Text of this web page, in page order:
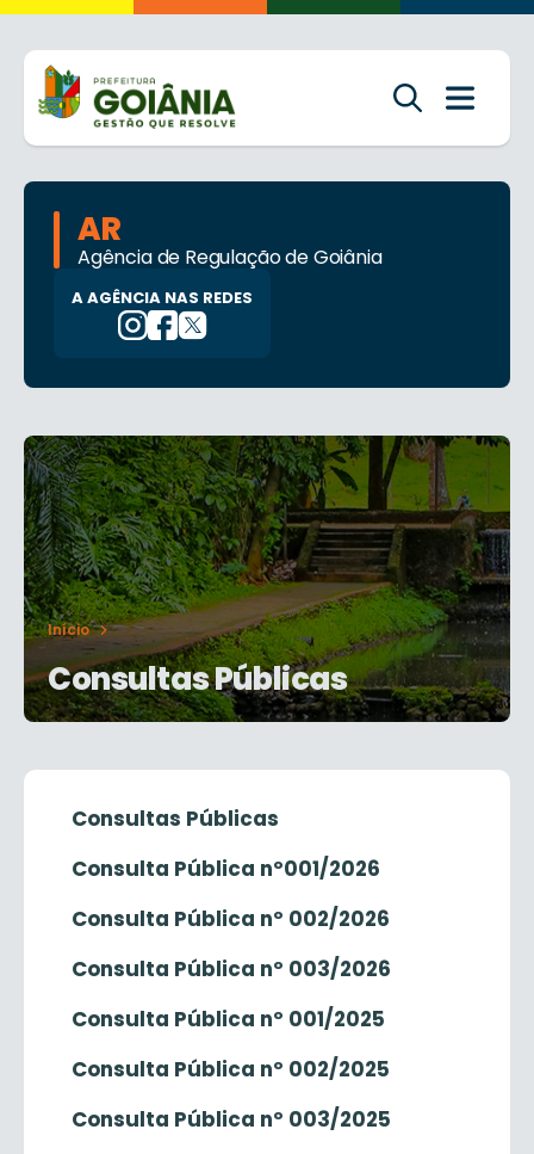
AR
Agência de Regulação de Goiânia
A AGÊNCIA NAS REDES
Início
Consultas Públicas
Consultas Públicas
Consulta Pública nº001/2026
Consulta Pública nº 002/2026
Consulta Pública nº 003/2026
Consulta Pública nº 001/2025
Consulta Pública nº 002/2025
Consulta Pública nº 003/2025